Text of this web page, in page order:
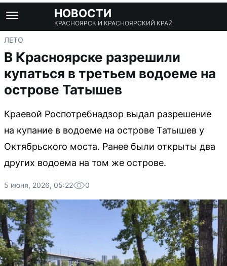
НОВОСТИ
КРАСНОЯРСК И КРАСНОЯРСКИЙ КРАЙ
ЛЕТО
В Красноярске разрешили
купаться в третьем водоеме на
острове Татышев
Краевой Роспотребнадзор выдал разрешение
на купание в водоеме на острове Татышев у
Октябрьского моста. Ранее были открыты два
других водоема на том же острове.
5 июня, 2026, 05:22 0